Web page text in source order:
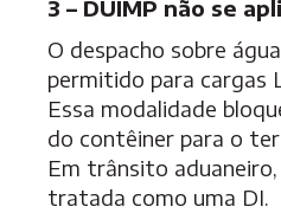
3 – DUIMP não se
O despacho sobre
permitido para cargas
Essa modalidade
do contêiner para o
Em trânsito
tratada como uma DI.